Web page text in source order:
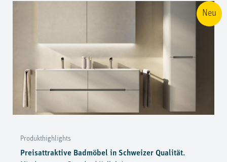
Neu
Produkthighlights
Preisattraktive Badmöbel in Schweizer Qualität.